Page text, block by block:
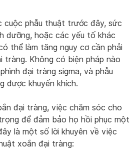
cuộc phẫu thuật trước đây, sức
dưỡng, hoặc các yếu tố khác
thể làm tăng nguy cơ cần phải
tràng. Không có biện pháp nào
đại tràng sigma, và phẫu
được khuyến khích.
đại tràng, việc chăm sóc cho
để đảm bảo họ hồi phục một
là một số lời khuyên về việc
xoắn đại tràng: